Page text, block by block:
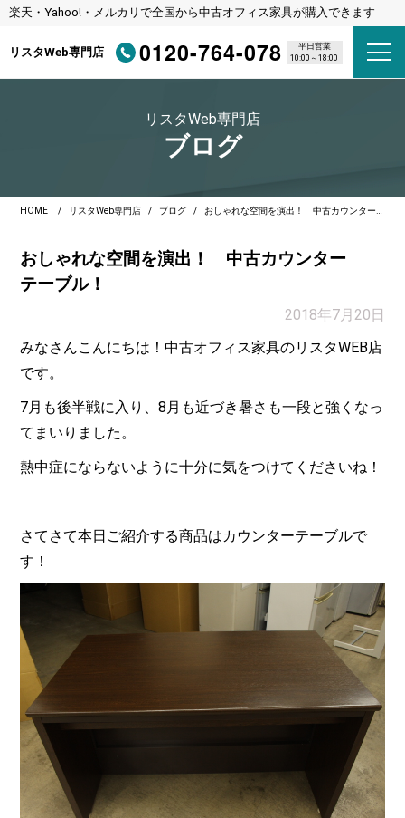
楽天・Yahoo!・メルカリで全国から中古オフィス家具が購入できます
リスタWeb専門店 0120-764-078
平日営業
10:00～18:00
リスタWeb専門店
ブログ
HOME リスタWeb専門店 ブログ おしゃれな空間を演出！ 中古カウンターテーブル！
おしゃれな空間を演出！ 中古カウンター
テーブル！
2018年7月20日
みなさんこんにちは！中古オフィス家具のリスタWEB店
です。
7月も後半戦に入り、8月も近づき暑さも一段と強くなっ
てまいりました。
熱中症にならないように十分に気をつけてくださいね！
さてさて本日ご紹介する商品はカウンターテーブルで
す！